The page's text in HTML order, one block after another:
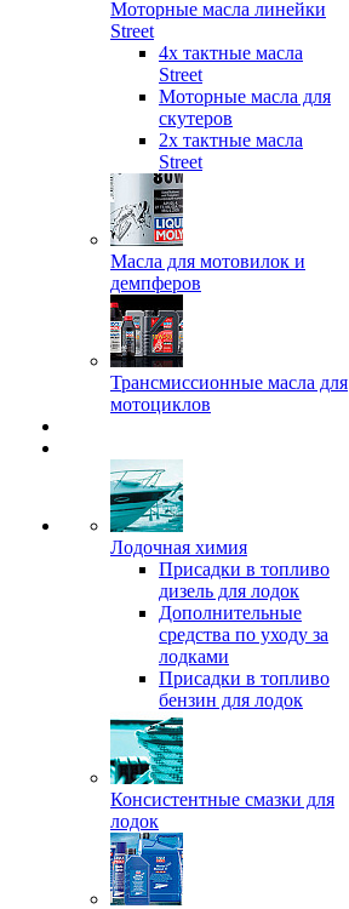
Моторные масла линейки
Street
4х тактные масла
Street
Моторные масла для
скутеров
2х тактные масла
Street
Масла для мотовилок и
демпферов
Трансмиссионные масла для
мотоциклов
Лодочная химия
Присадки в топливо
дизель для лодок
Дополнительные
средства по уходу за
лодками
Присадки в топливо
бензин для лодок
Консистентные смазки для
лодок